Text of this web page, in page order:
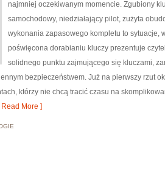
najmniej oczekiwanym momencie. Zgubiony
samochodowy, niedziałający pilot, zużyta
wykonania zapasowego kompletu to sytuacje,
poświęcona dorabianiu kluczy prezentuje
solidnego punktu zajmującego się kluczami,
bezpieczeństwem. Już na pierwszy rzut
którzy nie chcą tracić czasu na
Read More ]